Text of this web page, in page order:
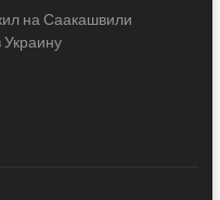
на Саакашвили